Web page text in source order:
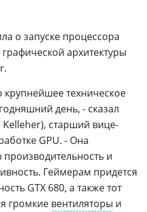
о запуске процессора
архитектуры
крупнейшее техническое
день, - сказал
Kelleher), старший вице-
GPU. - Она
и
Геймерам придется
GTX 680, а также тот
громкие вентиляторы и